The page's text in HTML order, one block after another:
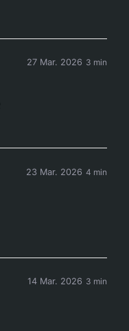
27 Mar. 2026 3 min
23 Mar. 2026 4 min
14 Mar. 2026 3 min